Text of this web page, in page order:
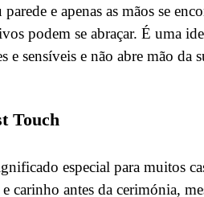
e apenas as mãos se
podem se abraçar. É uma
e sensíveis e não abre mão da
Touch
especial para muitos
carinho antes da cerimónia,